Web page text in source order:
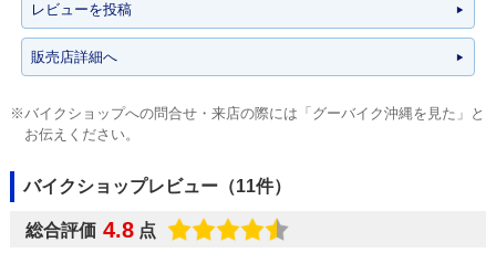
レビューを投稿
販売店詳細へ
※バイクショップへの問合せ・来店の際には「グーバイク沖縄を見た」と
お伝えください。
バイクショップレビュー（11件）
総合評価 4.8 点